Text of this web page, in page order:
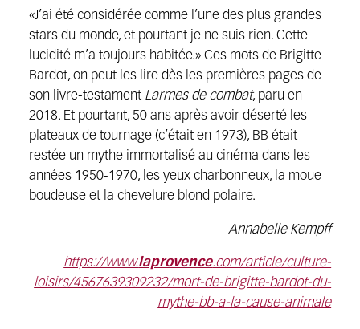
«J’ai été considérée comme l’une des plus grandes
stars du monde, et pourtant je ne suis rien. Cette
lucidité m’a toujours habitée.» Ces mots de Brigitte
Bardot, on peut les lire dès les premières pages de
son livre-testament Larmes de combat, paru en
2018. Et pourtant, 50 ans après avoir déserté les
plateaux de tournage (c’était en 1973), BB était
restée un mythe immortalisé au cinéma dans les
années 1950-1970, les yeux charbonneux, la moue
boudeuse et la chevelure blond polaire.
Annabelle Kempff
https://www.laprovence.com/article/culture-
loisirs/4567639309232/mort-de-brigitte-bardot-du-
mythe-bb-a-la-cause-animale